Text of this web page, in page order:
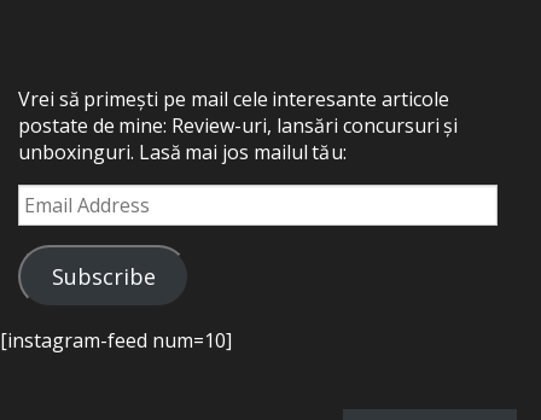
Vrei să primești pe mail cele interesante articole
postate de mine: Review-uri, lansări concursuri și
unboxinguri. Lasă mai jos mailul tău:
Email
Address
Subscribe
[instagram-feed num=10]